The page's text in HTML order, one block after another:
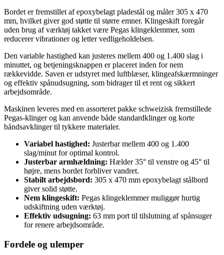
Bordet er fremstillet af epoxybelagt pladestål og måler 305 x 470
mm, hvilket giver god støtte til større emner. Klingeskift foregår
uden brug af værktøj takket være Pegas klingeklemmer, som
reducerer vibrationer og letter vedligeholdelsen.
Den variable hastighed kan justeres mellem 400 og 1.400 slag i
minuttet, og betjeningsknappen er placeret inden for nem
rækkevidde. Saven er udstyret med luftblæser, klingeafskærmninger
og effektiv spånudsugning, som bidrager til et rent og sikkert
arbejdsområde.
Maskinen leveres med en assorteret pakke schweizisk fremstillede
Pegas-klinger og kan anvende både standardklinger og korte
båndsavklinger til tykkere materialer.
Variabel hastighed: Justerbar mellem 400 og 1.400
slag/minut for optimal kontrol.
Justerbar armhældning: Hælder 35° til venstre og 45° til
højre, mens bordet forbliver vandret.
Stabilt arbejdsbord: 305 x 470 mm epoxybelagt stålbord
giver solid støtte.
Nem klingeskift: Pegas klingeklemmer muliggør hurtig
udskiftning uden værktøj.
Effektiv udsugning: 63 mm port til tilslutning af spånsuger
for renere arbejdsområde.
Fordele og ulemper